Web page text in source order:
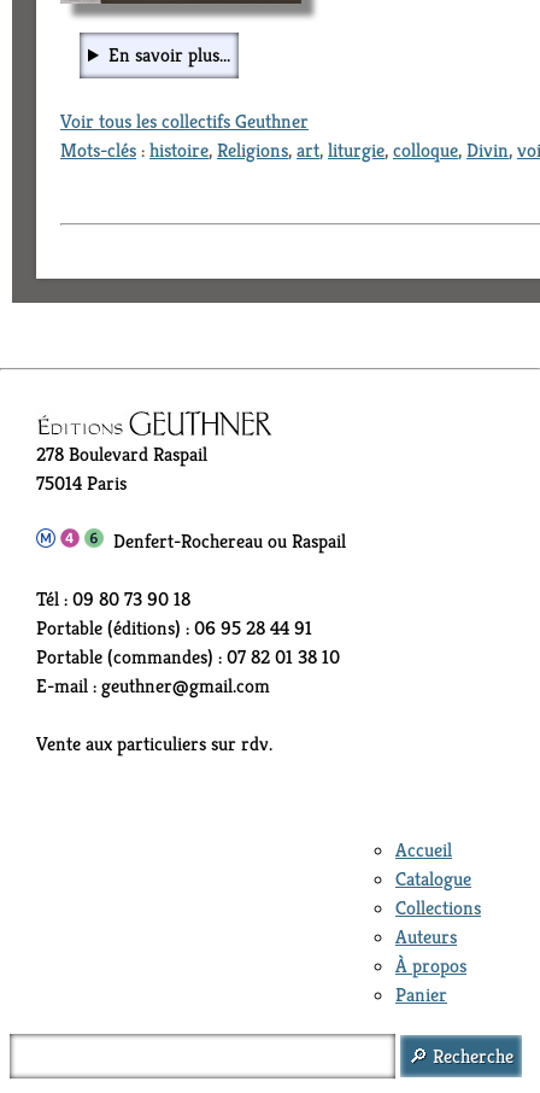
En savoir plus...
Voir tous les collectifs Geuthner
Mots-clés:histoire,Religions,art,liturgie,colloque,Divin,
278 Boulevard Raspail
75014 Paris
Denfert-Rochereau ou Raspail
Tél : 09 80 73 90 18
Portable (éditions) : 06 95 28 44 91
Portable (commandes) : 07 82 01 38 10
E-mail : geuthner@gmail.com
Vente aux particuliers sur rdv.
Accueil
Catalogue
Collections
Auteurs
À propos
Panier